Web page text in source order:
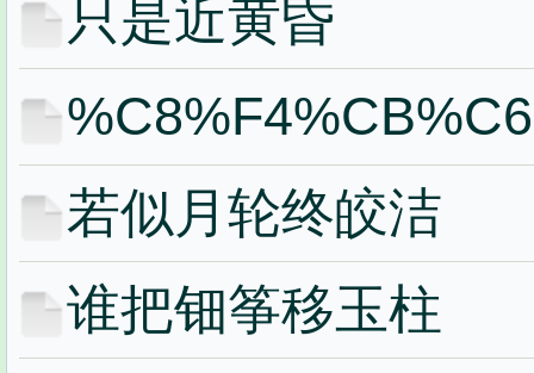
只是近黄昏
若似月轮终皎洁
谁把钿筝移玉柱